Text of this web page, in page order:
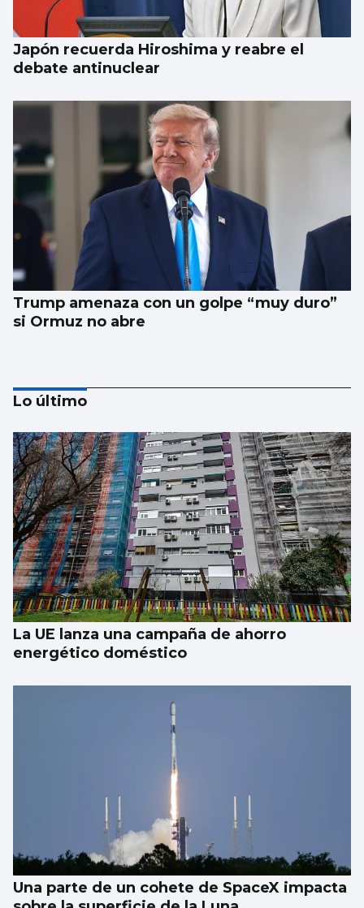
Japón recuerda Hiroshima y reabre el
debate antinuclear
Trump amenaza con un golpe “muy duro”
si Ormuz no abre
EEUU ve posible llegar a un acuerdo
inminente con Irán
Lo último
La UE lanza una campaña de ahorro
energético doméstico
Una parte de un cohete de SpaceX impacta